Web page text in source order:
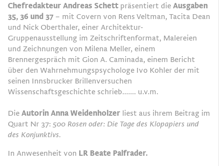
Chefredakteur Andreas Schett präsentiert die Ausgaben
35, 36 und 37 – mit Covern von Rens Veltman, Tacita Dean
und Nick Oberthaler, einer Architektur-
Gruppenausstellung im Zeitschriftenformat, Malereien
und Zeichnungen von Milena Meller, einem
Brennergespräch mit Gion A. Caminada, einem Bericht
über den Wahrnehmungspsychologe Ivo Kohler der mit
seinen Innsbrucker Brillenversuchen
Wissenschaftsgeschichte schrieb....... u.v.m.
Die Autorin Anna Weidenholzer liest aus ihrem Beitrag im
Quart Nr 37: 500 Rosen oder: Die Tage des Klopapiers und
des Konjunktivs.
In Anwesenheit von LR Beate Palfrader.